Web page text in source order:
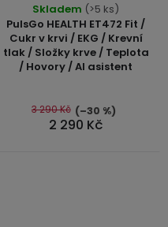
PulsGo HEALTH ET472 Fit /
Cukr v krvi / EKG / Krevní
tlak / Složky krve / Teplota
/ Hovory / AI asistent
hodnocení
produktu
je
4,7
5
hvězdiček.
Skladem (>5 ks)
2 290 Kč
3 290 Kč (–30 %)